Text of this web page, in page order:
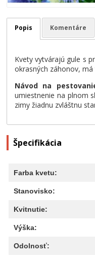
Popis Komentáre
Kvety vytvárajú gule s
okrasných záhonov,
Návod na
umiestnenie na plnom
zimy žiadnu zvláštnu
Špecifikácia
Farba kvetu:
Stanovisko:
Kvitnutie:
Výška:
Odolnosť: